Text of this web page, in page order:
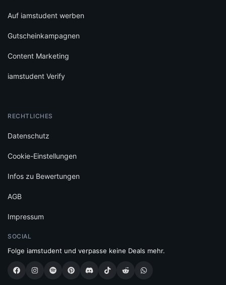
Auf iamstudent werben
Gutscheinkampagnen
Content Marketing
iamstudent Verify
RECHTLICHES
Datenschutz
Cookie-Einstellungen
Infos zu Bewertungen
AGB
Impressum
SOCIAL
Folge iamstudent und verpasse keine Deals mehr.